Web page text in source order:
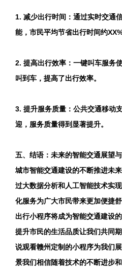
1. 减少出行时间：通过实时交通
能，市民平均节省出行时间约XX%
2. 提高出行效率：一键叫车服务
叫到车，提高了出行效率。
3. 提升服务质量：公共交通移动
迎，服务质量得到显著提升。
五、结语：未来的智能交通展望
城市智能交通建设的不断推进未
过大数据分析和人工智能技术实
化服务为广大市民带来更加便捷
出行小程序将成为智能交通建设
提升市民的生活品质让我们共同
说观看赣州定制的小程序为我们
景我们相信随着技术的不断进步